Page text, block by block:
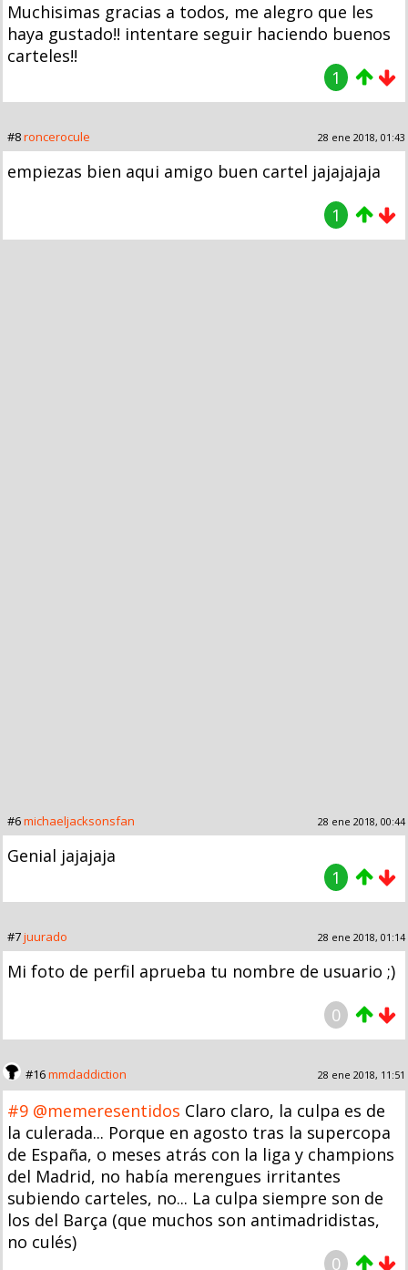
Muchisimas gracias a todos, me alegro que les
haya gustado!! intentare seguir haciendo buenos
carteles!!
1
#8roncerocule 28 ene 2018, 01:43
empiezas bien aqui amigo buen cartel jajajajaja
1
#6michaeljacksonsfan 28 ene 2018, 00:44
Genial jajajaja
1
#7juurado 28 ene 2018, 01:14
Mi foto de perfil aprueba tu nombre de usuario ;)
0
#16mmdaddiction 28 ene 2018, 11:51
#9 @memeresentidos Claro claro, la culpa es de
la culerada... Porque en agosto tras la supercopa
de España, o meses atrás con la liga y champions
del Madrid, no había merengues irritantes
subiendo carteles, no... La culpa siempre son de
los del Barça (que muchos son antimadridistas,
no culés)
0